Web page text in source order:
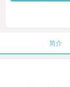
简介